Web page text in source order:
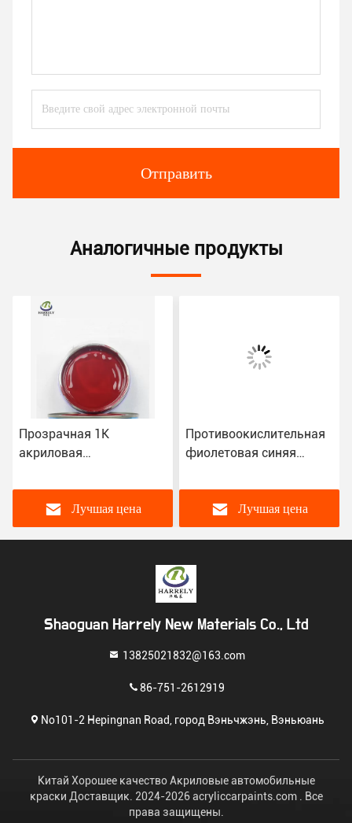
Отправить
Аналогичные продукты
Прозрачная 1K
акриловая
Красная Металлическая
автомобильная отделка
OEM
Лучшая цена
Противоокислительная
фиолетовая синяя
CAS 9003-01-4 1K
покрытие
автомобильной краски
Лучшая цена
Shaoguan Harrely New Materials Co., Ltd
13825021832@163.com
86-751-2612919
No101-2 Hepingnan Road, город Вэньчжэнь, Вэньюань
Китай Хорошее качество Акриловые автомобильные
краски Доставщик. 2024-2026 acryliccarpaints.com . Все
права защищены.